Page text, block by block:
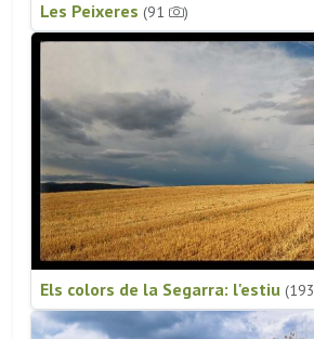
Les Peixeres (91 )
Els colors de la Segarra: l'estiu (193